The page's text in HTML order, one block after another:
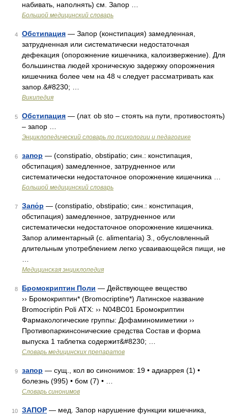
набивать, наполнять) см. Запор …
Большой медицинский словарь
4 Обстипация — Запор (констипация) замедленная,
затрудненная или систематически недостаточная
дефекация (опорожнение кишечника, калоизвержение). Для
большинства людей хроническую задержку опорожнения
кишечника более чем на 48 ч следует рассматривать как
запор.&#8230; …
Википедия
5 Обстипация — (лат. ob sto – стоять на пути, противостоять)
– запор …
Энциклопедический словарь по психологии и педагогике
6 запор — (constipatio, obstipatio; син.: констипация,
обстипация) замедленное, затрудненное или
систематически недостаточное опорожнение кишечника …
Большой медицинский словарь
7 Запо́р — (constipatio, obstipatio; син.: констипация,
обстипация) замедленное, затрудненное или
систематически недостаточное опорожнение кишечника.
Запор алиментарный (c. alimentaria) З., обусловленный
длительным употреблением легко усваивающейся пищи, не
Медицинская энциклопедия
8 Бромокриптин Поли — Действующее вещество
›› Бромокриптин* (Bromocriptine*) Латинское название
Bromocriptin Poli АТХ: ›› N04BC01 Бромокриптин
Фармакологические группы: Дофаминомиметики ››
Противопаркинсонические средства Состав и форма
выпуска 1 таблетка содержит&#8230; …
Словарь медицинских препаратов
9 запор — сущ., кол во синонимов: 19 • адиаррея (1) •
болезнь (995) • бом (7) • …
Словарь синонимов
10 ЗАПОР — мед. Запор нарушение функции кишечника,